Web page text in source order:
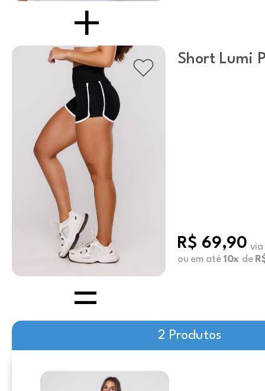
Short Lumi
R$ 69,90 via
ou em até 10x de
2 Produtos